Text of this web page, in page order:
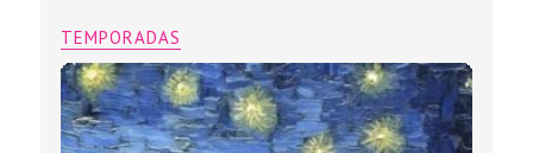
TEMPORADAS